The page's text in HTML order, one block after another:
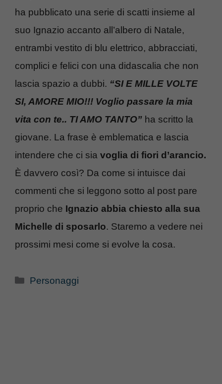
ha pubblicato una serie di scatti insieme al
suo Ignazio accanto all’albero di Natale,
entrambi vestito di blu elettrico, abbracciati,
complici e felici con una didascalia che non
lascia spazio a dubbi. “SI E MILLE VOLTE
SI, AMORE MIO!!! Voglio passare la mia
vita con te.. TI AMO TANTO” ha scritto la
giovane. La frase è emblematica e lascia
intendere che ci sia voglia di fiori d’arancio.
È davvero così? Da come si intuisce dai
commenti che si leggono sotto al post pare
proprio che Ignazio abbia chiesto alla sua
Michelle di sposarlo. Staremo a vedere nei
prossimi mesi come si evolve la cosa.
Categorie
Personaggi